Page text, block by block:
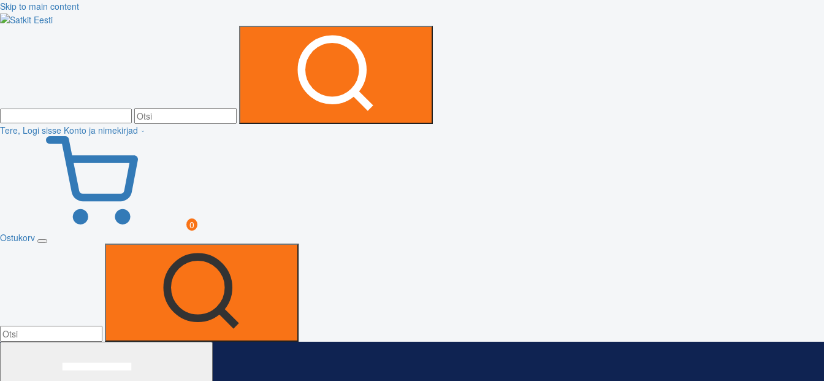
Skip to main content
Tere, Logi sisse Konto ja nimekirjad
0
Ostukorv